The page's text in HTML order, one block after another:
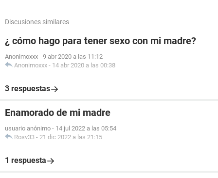
Discusiones similares
¿ cómo hago para tener sexo con mi madre?
Anonimoxxx - 9 abr 2020 a las 11:12
Anonimoxxx - 14 abr 2020 a las 00:38
3 respuestas
Enamorado de mi madre
usuario anónimo - 14 jul 2022 a las 05:54
Rosv33 - 21 dic 2022 a las 21:15
1 respuesta